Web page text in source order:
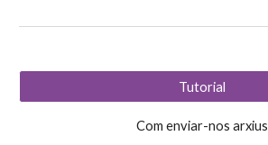
Tutorial
Com enviar-nos arxius